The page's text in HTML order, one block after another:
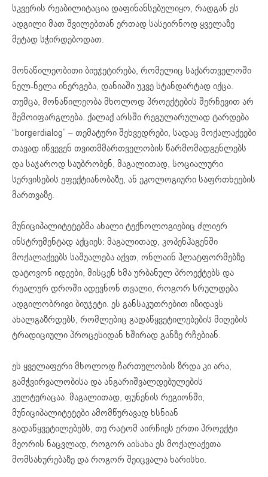
სკვერის რეაბილიტაცია დაფინანსებულიყო, რადგან ეს
ადგილი მათ შვილებთან ერთად სასეირნოდ ყველაზე
მეტად სჭირდებოდათ.
მონაწილეობითი ბიუჯეტირება, რომელიც საქართველოში
ნელ-ნელა ინერგება, დანიაში უკვე სტანდარტად იქცა.
თუმცა, მონაწილეობა მხოლოდ პროექტების შერჩევით არ
შემოიფარგლება. ქალაქ არსში რეგულარულად ტარდება
“borgerdialog” – თემატური შეხვედრები, სადაც მოქალაქეები
თავად იწვევენ თვითმმართველობის წარმომადგენლებს
და საჯაროდ საუბრობენ, მაგალითად, სოციალური
სერვისების ეფექტიანობაზე, ან ეკოლოგიური საფრთხეების
მართვაზე.
მუნიციპალიტეტებმა ახალი ტექნოლოგიებიც ძლიერ
ინსტრუმენტად აქციეს: მაგალითად, კოპენჰაგენში
მოქალაქეებს საშუალება აქვთ, ონლაინ პლატფორმებზე
დატოვონ იდეები, მისცენ ხმა ურბანულ პროექტებს და
რეალურ დროში ადევნონ თვალი, როგორ სრულდება
ადგილობრივი ბიუჯეტი. ეს განსაკუთრებით იზიდავს
ახალგაზრდებს, რომლებიც გადაწყვეტილებების მიღების
ტრადიციული პროცესიდან ხშირად განზე რჩებიან.
ეს ყველაფერი მხოლოდ ჩართულობის ზრდა კი არა,
გამჭვირვალობისა და ანგარიშვალდებულების
კულტურაცაა. მაგალითად, ფუნენის რეგიონში,
მუნიციპალიტეტები ამომწურავად ხსნიან
გადაწყვეტილებებს, თუ რატომ აირჩიეს ერთი პროექტი
მეორის ნაცვლად, როგორ აისახა ეს მოქალაქეთა
მომსახურებაზე და როგორ შეიცვალა ხარისხი.